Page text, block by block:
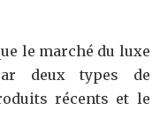
le marché du luxe
deux types de
récents et le